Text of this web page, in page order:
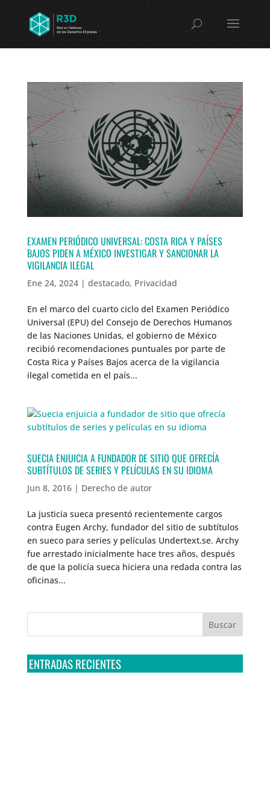
EXAMEN PERIÓDICO UNIVERSAL: COSTA RICA Y PAÍSES
BAJOS PIDEN A MÉXICO INVESTIGAR Y SANCIONAR LA
VIGILANCIA ILEGAL
Ene 24, 2024| destacado, Privacidad
En el marco del cuarto ciclo del Examen Periódico
Universal (EPU) del Consejo de Derechos Humanos
de las Naciones Unidas, el gobierno de México
recibió recomendaciones puntuales por parte de
Costa Rica y Países Bajos acerca de la vigilancia
ilegal cometida en el país...
SUECIA ENJUICIA A FUNDADOR DE SITIO QUE OFRECÍA
SUBTÍTULOS DE SERIES Y PELÍCULAS EN SU IDIOMA
Jun 8, 2016| Derecho de autor
La justicia sueca presentó recientemente cargos
contra Eugen Archy, fundador del sitio de subtítulos
en sueco para series y películas Undertext.se. Archy
fue arrestado inicialmente hace tres años, después
de que la policía sueca hiciera una redada contra las
oficinas...
ENTRADAS RECIENTES